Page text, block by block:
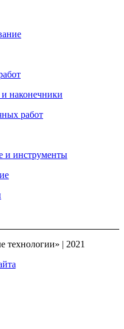
наконечники
работ
и инструменты
| 2021